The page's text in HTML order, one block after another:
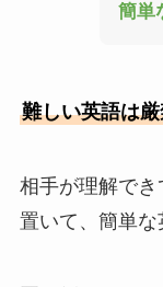
簡単
難しい英語は
相手が理解で
置いて、簡単な